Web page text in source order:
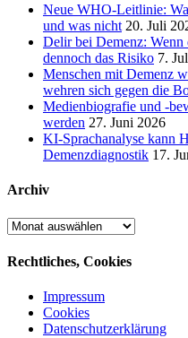
Neue WHO-Leitlinie:
und was nicht 20. Juli
Delir bei Demenz:
dennoch das Risiko 7.
Menschen mit Demenz
wehren sich gegen die
Medienbiografie und -
werden 27. Juni 2026
KI-Sprachanalyse kann
Demenzdiagnostik 17.
Archiv
Archiv
Rechtliches, Cookies
Impressum
Cookies
Datenschutzerklärung